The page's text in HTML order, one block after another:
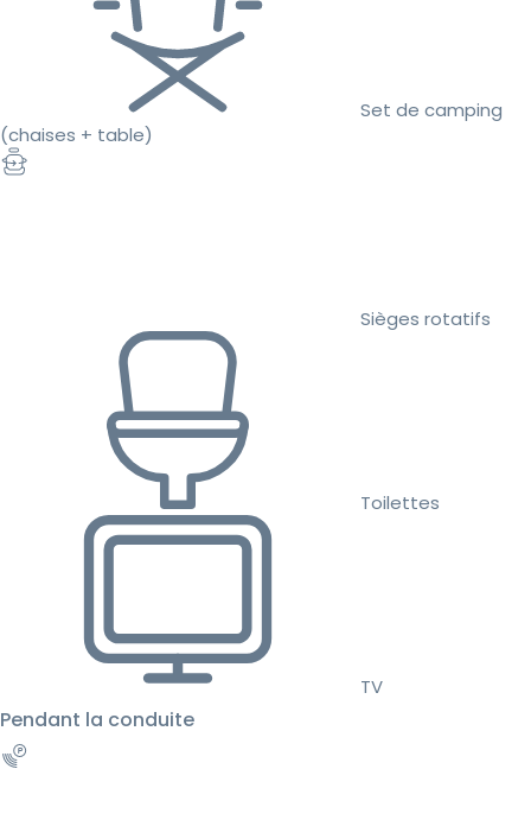
Set de camping
(chaises + table)
Sièges rotatifs
Toilettes
TV
Pendant la conduite